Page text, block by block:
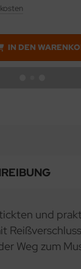
IN DEN
und
Weg zum